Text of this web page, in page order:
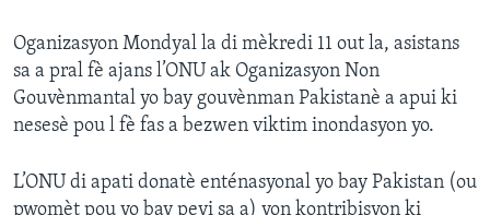
Oganizasyon Mondyal la di mèkredi 11 out la, asistans
sa a pral fè ajans l’ONU ak Oganizasyon Non
Gouvènmantal yo bay gouvènman Pakistanè a apui ki
nesesè pou l fè fas a bezwen viktim inondasyon yo.
L’ONU di apati donatè enténasyonal yo bay Pakistan (ou
pwomèt pou yo bay peyi sa a) yon kontribisyon ki